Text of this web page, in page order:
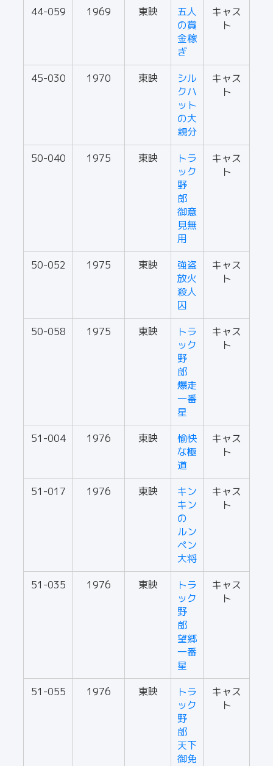
44-059 1969 東映
五人
の賞
金稼
ぎ
キャス
ト
45-030 1970 東映
シル
クハ
ット
の大
親分
キャス
ト
50-040 1975 東映
トラ
ック
野
郎
御意
見無
用
キャス
ト
50-052 1975 東映
強盗
放火
殺人
囚
キャス
ト
50-058 1975 東映
トラ
ック
野
郎
爆走
一番
星
キャス
ト
51-004 1976 東映
愉快
な極
道
キャス
ト
51-017 1976 東映
キン
キン
の
ルン
ペン
大将
キャス
ト
51-035 1976 東映
トラ
ック
野
郎
望郷
一番
星
キャス
ト
51-055 1976 東映
トラ
ック
野
郎
天下
御免
キャス
ト